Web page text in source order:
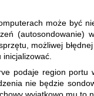
może być
(autosondowanie)
możliwej
podaje region portu
nie będzie